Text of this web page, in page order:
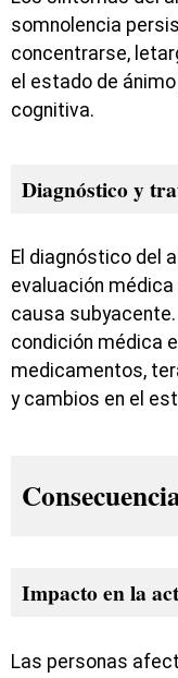
somnolencia
concentrarse,
el estado de
cognitiva.
Diagnóstico y
El diagnóstico del
evaluación
causa
condición médica
medicamentos,
y cambios en el
Impacto en la
Las personas